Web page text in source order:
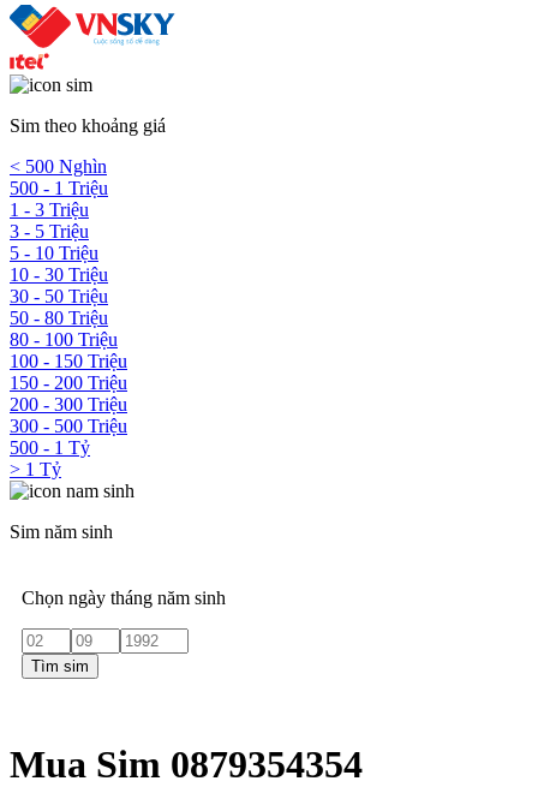
Sim theo khoảng giá
< 500 Nghìn
500 - 1 Triệu
1 - 3 Triệu
3 - 5 Triệu
5 - 10 Triệu
10 - 30 Triệu
30 - 50 Triệu
50 - 80 Triệu
80 - 100 Triệu
100 - 150 Triệu
150 - 200 Triệu
200 - 300 Triệu
300 - 500 Triệu
500 - 1 Tỷ
> 1 Tỷ
Sim năm sinh
Chọn ngày tháng năm sinh
Tìm sim
Mua Sim 0879354354